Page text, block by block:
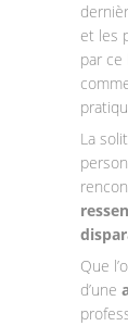
et les
par ce
La
Que
d’une